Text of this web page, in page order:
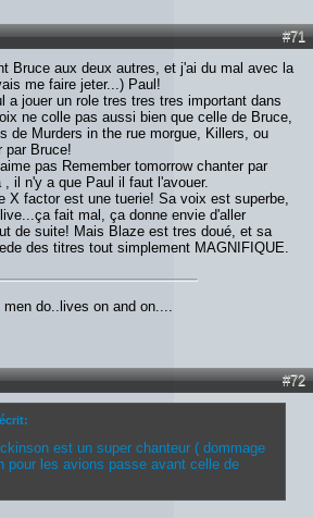
#71
Bruce aux deux autres, et j'ai du mal avec la
me faire jeter...) Paul!
a jouer un role tres tres tres important dans
ne colle pas aussi bien que celle de Bruce,
de Murders in the rue morgue, Killers, ou
par Bruce!
pas Remember tomorrow chanter par
il n'y a que Paul il faut l'avouer.
X factor est une tuerie! Sa voix est superbe,
fait mal, ça donne envie d'aller
de suite! Mais Blaze est tres doué, et sa
des titres tout simplement MAGNIFIQUE.
do..lives on and on....
#72
est un super chanteur ( dommage
pour les avions passe avant celle de